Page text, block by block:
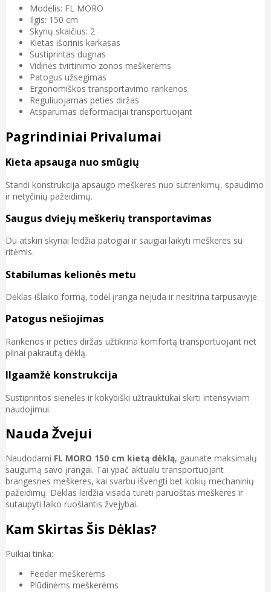
Modelis: FL MORO
Ilgis: 150 cm
Skyrių skaičius: 2
Kietas išorinis karkasas
Sustiprintas dugnas
Vidinės tvirtinimo zonos meškerėms
Patogus užsegimas
Ergonomiškos transportavimo rankenos
Reguliuojamas peties diržas
Atsparumas deformacijai transportuojant
Pagrindiniai Privalumai
Kieta apsauga nuo smūgių
Standi konstrukcija apsaugo meškeres nuo sutrenkimų, spaudimo
ir netyčinių pažeidimų.
Saugus dviejų meškerių transportavimas
Du atskiri skyriai leidžia patogiai ir saugiai laikyti meškeres su
ritėmis.
Stabilumas kelionės metu
Dėklas išlaiko formą, todėl įranga nejuda ir nesitrina tarpusavyje.
Patogus nešiojimas
Rankenos ir peties diržas užtikrina komfortą transportuojant net
pilnai pakrautą dėklą.
Ilgaamžė konstrukcija
Sustiprintos sienelės ir kokybiški užtrauktukai skirti intensyviam
naudojimui.
Nauda Žvejui
Naudodami FL MORO 150 cm kietą dėklą, gaunate maksimalų
saugumą savo įrangai. Tai ypač aktualu transportuojant
brangesnes meškeres, kai svarbu išvengti bet kokių mechaninių
pažeidimų. Dėklas leidžia visada turėti paruoštas meškeres ir
sutaupyti laiko ruošiantis žvejybai.
Kam Skirtas Šis Dėklas?
Puikiai tinka:
Feeder meškerėms
Plūdinėms meškerėms